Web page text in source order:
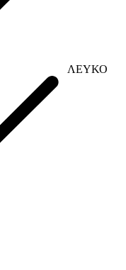
ΛΕΥΚΟ